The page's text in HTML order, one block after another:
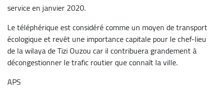
service en janvier 2020.
Le téléphérique est considéré comme un moyen de transport
écologique et revêt une importance capitale pour le chef-lieu
de la wilaya de Tizi Ouzou car il contribuera grandement à
décongestionner le trafic routier que connaît la ville.
APS